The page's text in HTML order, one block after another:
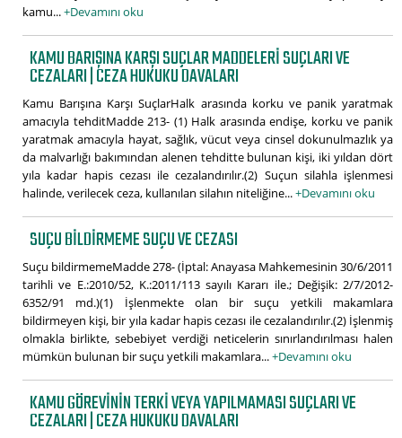
kamu...+Devamını oku
KAMU BARIŞINA KARŞI SUÇLAR MADDELERI SUÇLARI VE
CEZALARI | CEZA HUKUKU DAVALARI
Kamu Barışına Karşı SuçlarHalk arasında korku ve panik yaratmak
amacıyla tehditMadde 213- (1) Halk arasında endişe, korku ve panik
yaratmak amacıyla hayat, sağlık, vücut veya cinsel dokunulmazlık ya
da malvarlığı bakımından alenen tehditte bulunan kişi, iki yıldan dört
yıla kadar hapis cezası ile cezalandırılır.(2) Suçun silahla işlenmesi
halinde, verilecek ceza, kullanılan silahın niteliğine...+Devamını oku
SUÇU BILDIRMEME SUÇU VE CEZASI
Suçu bildirmemeMadde 278- (İptal: Anayasa Mahkemesinin 30/6/2011
tarihli ve E.:2010/52, K.:2011/113 sayılı Kararı ile.; Değişik: 2/7/2012-
6352/91 md.)(1) İşlenmekte olan bir suçu yetkili makamlara
bildirmeyen kişi, bir yıla kadar hapis cezası ile cezalandırılır.(2) İşlenmiş
olmakla birlikte, sebebiyet verdiği neticelerin sınırlandırılması halen
mümkün bulunan bir suçu yetkili makamlara...+Devamını oku
KAMU GÖREVININ TERKI VEYA YAPILMAMASI SUÇLARI VE
CEZALARI | CEZA HUKUKU DAVALARI